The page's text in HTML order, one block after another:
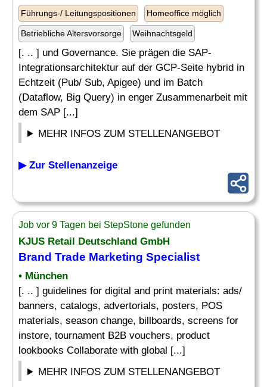
Führungs-/ Leitungspositionen Homeoffice möglich
Betriebliche Altersvorsorge Weihnachtsgeld
[. .. ] und Governance. Sie prägen die SAP-
Integrationsarchitektur auf der GCP-Seite hybrid in
Echtzeit (Pub/ Sub, Apigee) und im Batch
(Dataflow, Big Query) in enger Zusammenarbeit mit
dem SAP [...]
MEHR INFOS ZUM STELLENANGEBOT
▶ Zur Stellenanzeige
Job vor 9 Tagen bei StepStone gefunden
KJUS Retail Deutschland GmbH
Brand Trade Marketing Specialist
• München
[. .. ] guidelines for digital and print materials: ads/
banners, catalogs, advertorials, posters, POS
materials, season change, billboards, screens for
instore, tournament B2B vouchers, product
lookbooks Collaborate with global [...]
MEHR INFOS ZUM STELLENANGEBOT